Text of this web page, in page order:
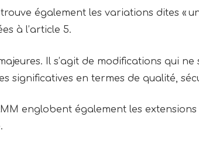
également les variations dites «
à l’article 5.
Il s’agit de modifications qui
significatives en termes de qualité,
englobent également les